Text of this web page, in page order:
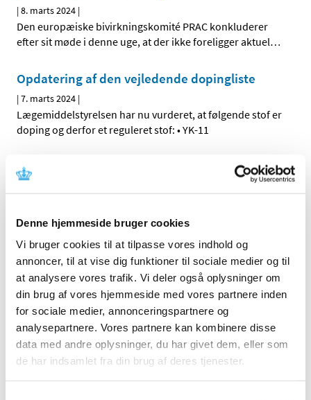
Denne hjemmeside bruger cookies
Vi bruger cookies til at tilpasse vores indhold og
annoncer, til at vise dig funktioner til sociale medier og til
at analysere vores trafik. Vi deler også oplysninger om
din brug af vores hjemmeside med vores partnere inden
for sociale medier, annonceringspartnere og
analysepartnere. Vores partnere kan kombinere disse
data med andre oplysninger, du har givet dem, eller som
de har indsamlet fra din brug af deres tjenester.
|8. marts 2024 |
Den europæiske bivirkningskomité PRAC konkluderer
efter sit møde i denne uge, at der ikke foreligger aktuel…
Opdatering af den vejledende dopingliste
|7. marts 2024 |
Lægemiddelstyrelsen har nu vurderet, at følgende stof er
doping og derfor et reguleret stof: • YK-11
Ledig bevilling til Gråsten Apotek
2024 Bevillingen er opslået ledig efter Lov om
Entresto tabletter ændrer tilskudsklausul og
granulat i kapsler får generelt klausuleret
tilskud
|4. marts 2024|
Fra 4. marts 2024 ændrer Lægemiddelstyrelsen
tilskudsklausulen for Entresto tabletter og samtidig får…